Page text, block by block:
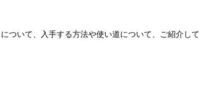
について、入手する方法や使い道について、ご紹介して